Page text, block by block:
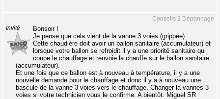
Conseils 2 Dépannage
Invité
Bonsoir !
Je pense que cela vient de la vanne 3 voies (grippée).
Cette chaudière doit avoir un ballon sanitaire (accumulateur) et
lorsque votre ballon se refroidit il y a une priorité sanitaire qui
coupe le chauffage et renvoie la chauffe sur le ballon sanitaire
(accumulateur).
Et une fois que ce ballon est à nouveau à température, il y a une
nouvelle demande pour le chauffage et donc il y a à nouveau une
bascule de la vanne 3 voies vers le chauffage. Changer la vannes 3
voies si votre technicien vous le confirme. A bientôt. Miguel SR